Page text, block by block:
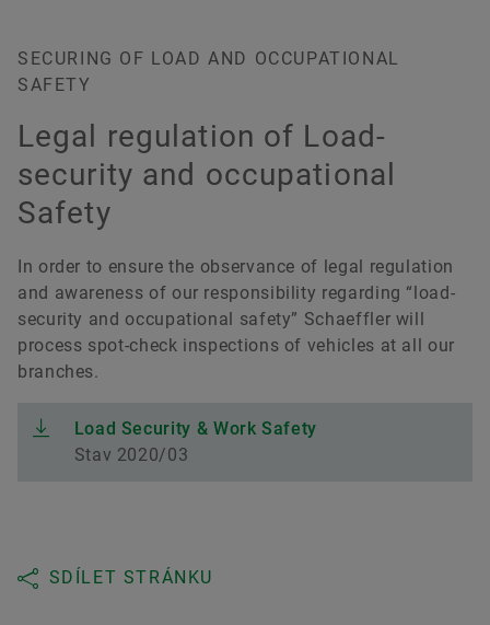
SECURING OF LOAD AND OCCUPATIONAL
SAFETY
Legal regulation of Load-
security and occupational
Safety
In order to ensure the observance of legal regulation
and awareness of our responsibility regarding “load-
security and occupational safety” Schaeffler will
process spot-check inspections of vehicles at all our
branches.
Load Security & Work Safety
Stav 2020/03
SDÍLET STRÁNKU